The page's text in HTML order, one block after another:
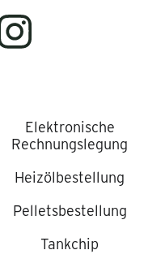
Elektronische
Rechnungslegung
Heizölbestellung
Pelletsbestellung
Tankchip